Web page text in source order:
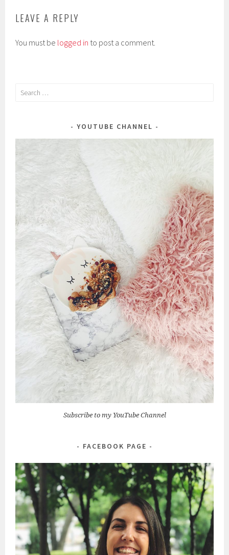
LEAVE A REPLY
You must be logged in to post a comment.
Search
YOUTUBE CHANNEL
Subscribe to my YouTube Channel
FACEBOOK PAGE